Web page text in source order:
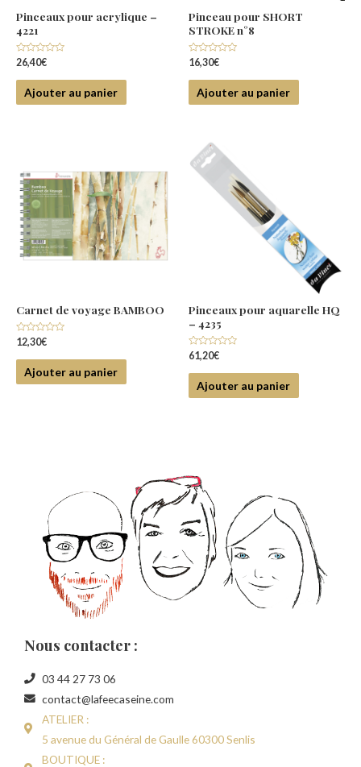
Pinceaux pour acrylique –
4221
Note
0
sur
26,40€
Ajouter au panier
Pinceau pour SHORT
STROKE n°8
Note
0
sur
16,30€
Ajouter au panier
Carnet de voyage BAMBOO
Note
0
sur
12,30€
Ajouter au panier
Pinceaux pour aquarelle HQ
– 4235
Note
0
sur
61,20€
Ajouter au panier
Nous contacter :
03 44 27 73 06
contact@lafeecaseine.com
ATELIER :
5 avenue du Général de Gaulle 60300 Senlis
BOUTIQUE :